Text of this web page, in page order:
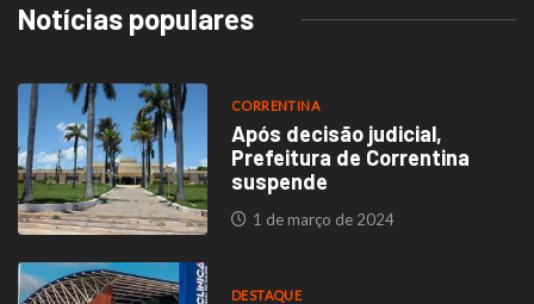
Notícias populares
CORRENTINA
Após decisão judicial,
Prefeitura de Correntina
suspende
1 de março de 2024
DESTAQUE